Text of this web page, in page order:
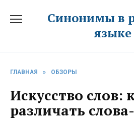
Синонимы в
языке
ГЛАВНАЯ » ОБЗОРЫ
Искусство слов:
различать